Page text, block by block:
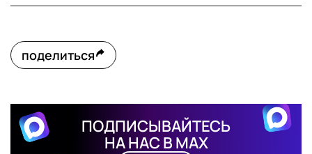
поделиться
ПОДПИСЫВАЙТЕСЬ
НА НАС В MAX